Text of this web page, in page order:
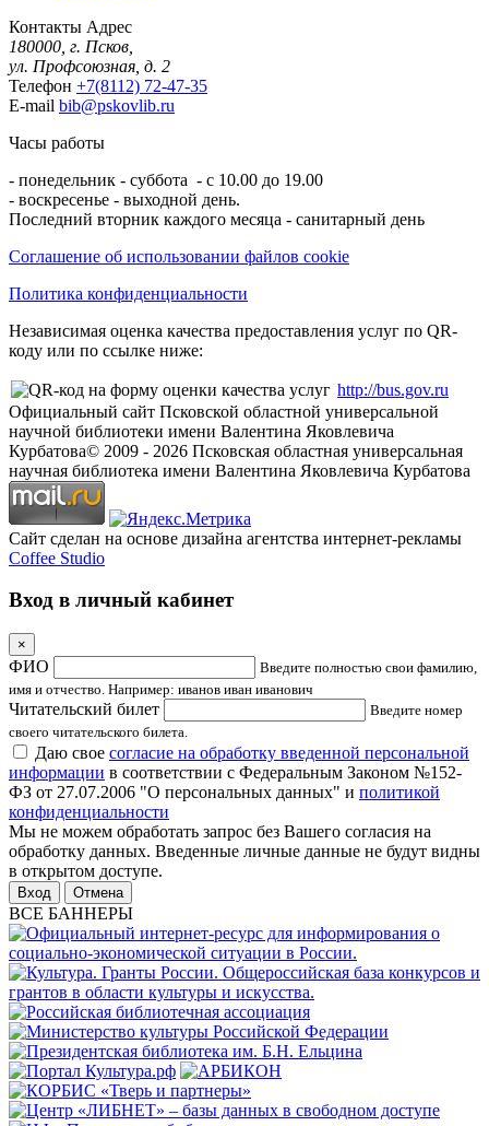
Контакты Адрес
180000, г. Псков,
ул. Профсоюзная, д. 2
Телефон +7(8112) 72-47-35
E-mail bib@pskovlib.ru
Часы работы
- понедельник - суббота - с 10.00 до 19.00
- воскресенье - выходной день.
Последний вторник каждого месяца - санитарный день
Соглашение об использовании файлов cookie
Политика конфиденциальности
Независимая оценка качества предоставления услуг по QR-
коду или по ссылке ниже:
http://bus.gov.ru
Официальный сайт Псковской областной универсальной
научной библиотеки имени Валентина Яковлевича
Курбатова© 2009 - 2026 Псковская областная универсальная
научная библиотека имени Валентина Яковлевича Курбатова
Сайт сделан на основе дизайна агентства интернет-рекламы
Coffee Studio
Вход в личный кабинет
×
ФИО
Введите полностью свои фамилию,
имя и отчество. Например: иванов иван иванович
Читательский билет
Введите номер
своего читательского билета.
Даю свое согласие на обработку введенной персональной
информации в соответствии с Федеральным Законом №152-
ФЗ от 27.07.2006 "О персональных данных" и политикой
конфиденциальности
Мы не можем обработать запрос без Вашего согласия на
обработку данных. Введенные личные данные не будут видны
в открытом доступе.
Отмена
ВСЕ БАННЕРЫ